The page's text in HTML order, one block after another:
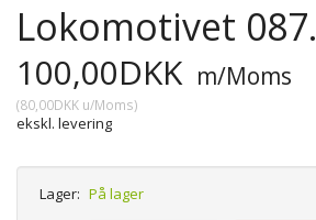
Lokomotivet 087.
100,00DKK m/Moms
(80,00DKK u/Moms)
ekskl. levering
Lager: På lager